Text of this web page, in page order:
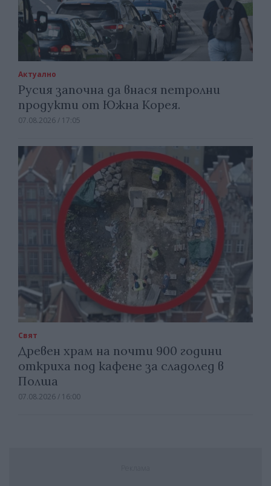
Актуално
Русия започна да внася петролни
продукти от Южна Корея.
07.08.2026 / 17:05
Свят
Древен храм на почти 900 години
откриха под кафене за сладолед в
Полша
07.08.2026 / 16:00